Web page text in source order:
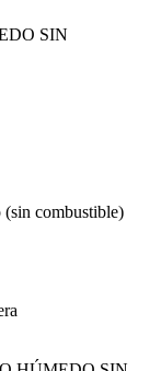
SIN
(sin combustible)